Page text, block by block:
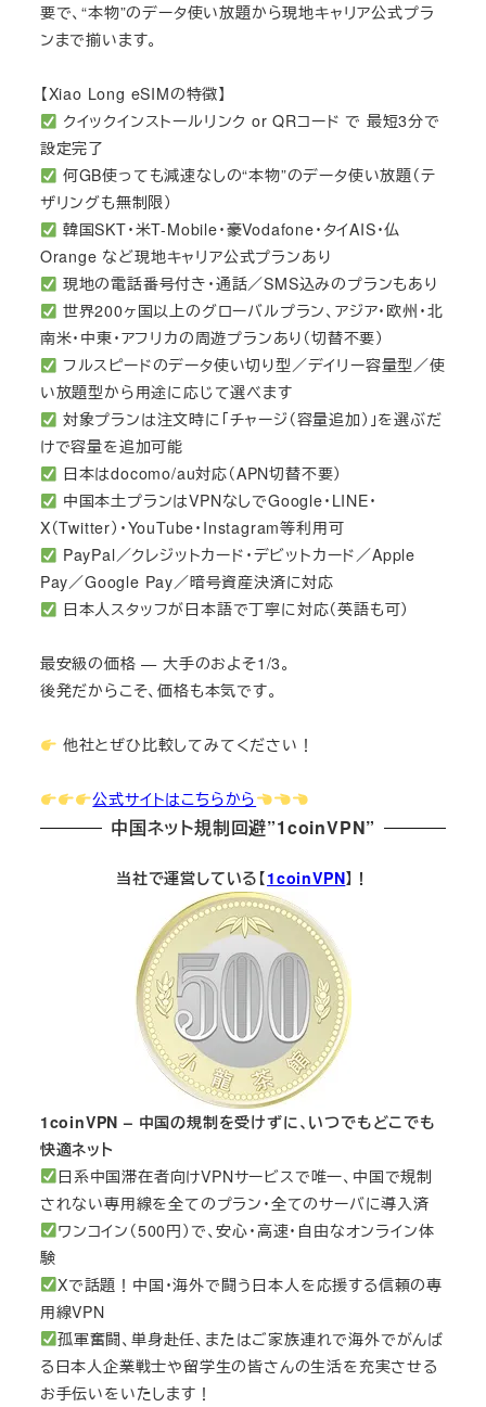
要で、“本物”のデータ使い放題から現地キャリア公式プラ
ンまで揃います。
【Xiao Long eSIMの特徴】
クイックインストールリンク or QRコード で 最短3分で
設定完了
何GB使っても減速なしの“本物”のデータ使い放題（テ
ザリングも無制限）
韓国SKT・米T-Mobile・豪Vodafone・タイAIS・仏
Orange など現地キャリア公式プランあり
現地の電話番号付き・通話／SMS込みのプランもあり
世界200ヶ国以上のグローバルプラン、アジア・欧州・北
南米・中東・アフリカの周遊プランあり（切替不要）
フルスピードのデータ使い切り型／デイリー容量型／使
い放題型から用途に応じて選べます
対象プランは注文時に「チャージ（容量追加）」を選ぶだ
けで容量を追加可能
日本はdocomo/au対応（APN切替不要）
中国本土プランはVPNなしでGoogle・LINE・
X（Twitter）・YouTube・Instagram等利用可
PayPal／クレジットカード・デビットカード／Apple
Pay／Google Pay／暗号資産決済に対応
日本人スタッフが日本語で丁寧に対応（英語も可）
最安級の価格 — 大手のおよそ1/3。
後発だからこそ、価格も本気です。
他社とぜひ比較してみてください！
公式サイトはこちらから
中国ネット規制回避”1coinVPN”
当社で運営している【1coinVPN】！
1coinVPN – 中国の規制を受けずに、いつでもどこでも
快適ネット
日系中国滞在者向けVPNサービスで唯一、中国で規制
されない専用線を全てのプラン・全てのサーバに導入済
ワンコイン（500円）で、安心・高速・自由なオンライン体
験
Xで話題！中国・海外で闘う日本人を応援する信頼の専
用線VPN
孤軍奮闘、単身赴任、またはご家族連れで海外でがんば
る日本人企業戦士や留学生の皆さんの生活を充実させる
お手伝いをいたします！